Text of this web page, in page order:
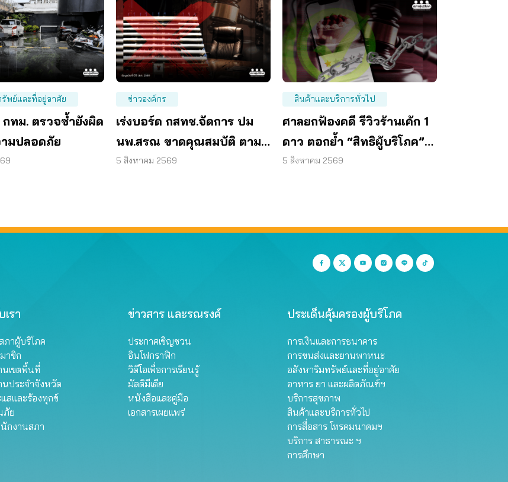
พย์และที่อยู่อาศัย
ทม. ตรวจซ้ำยังผิด
มปลอดภัย
ข่าวองค์กร
เร่งบอร์ด กสทช.จัดการ ปม
นพ.สรณ ขาดคุณสมบัติ ตาม
มติกรรมการสรรหา
5 สิงหาคม 2569
สินค้าและบริการทั่วไป
ศาลยกฟ้องคดี รีวิวร้านเค้ก 1
ดาว ตอกย้ำ “สิทธิผู้บริโภค”
แสดงความคิดเห็นโดยสุจริต
5 สิงหาคม 2569
เรา
ภาผู้บริโภค
าชิก
เขตพื้นที่
ประจำจังหวัด
แสและร้องทุกข์
ภัย
กงานสภา
ข่าวสาร และรณรงค์
ประกาศเชิญชวน
อินโฟกราฟิก
วิดีโอเพื่อการเรียนรู้
มัลติมีเดีย
หนังสือและคู่มือ
เอกสารเผยแพร่
ประเด็นคุ้มครองผู้บริโภค
การเงินและการธนาคาร
การขนส่งและยานพาหนะ
อสังหาริมทรัพย์และที่อยู่อาศัย
อาหาร ยา และผลิตภัณฑ์ฯ
บริการสุขภาพ
สินค้าและบริการทั่วไป
การสื่อสาร โทรคมนาคมฯ
บริการ สาธารณะ ฯ
การศึกษา